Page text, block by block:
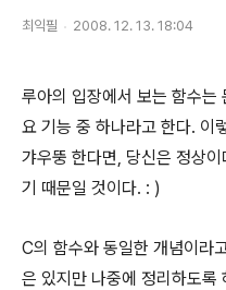
최익필 2008. 12. 13. 18:04
루아의 입장에서 보는 함수는
요 기능 중 하나라고 한다. 이
갸우뚱 한다면, 당신은 정상
기 때문일 것이다. : )
C의 함수와 동일한 개념이라
은 있지만 나중에 정리하도록